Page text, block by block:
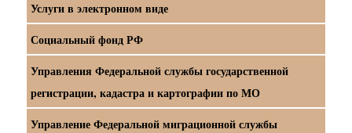
Услуги в электронном виде
Социальный фонд РФ
Управления Федеральной службы государственной
регистрации, кадастра и картографии по МО
Управление Федеральной миграционной службы